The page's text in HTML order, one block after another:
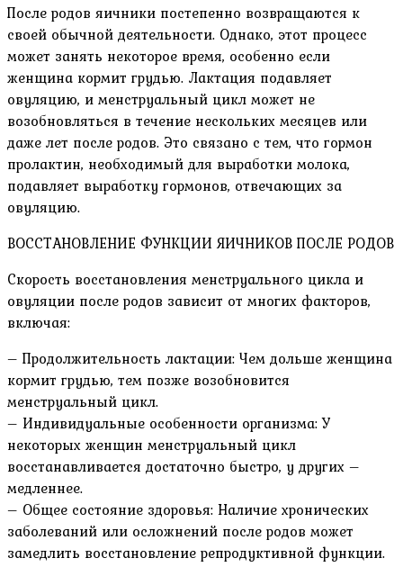
После родов яичники постепенно возвращаются к
своей обычной деятельности. Однако, этот процесс
может занять некоторое время, особенно если
женщина кормит грудью. Лактация подавляет
овуляцию, и менструальный цикл может не
возобновляться в течение нескольких месяцев или
даже лет после родов. Это связано с тем, что гормон
пролактин, необходимый для выработки молока,
подавляет выработку гормонов, отвечающих за
овуляцию.
ВОССТАНОВЛЕНИЕ ФУНКЦИИ ЯИЧНИКОВ ПОСЛЕ РОДОВ
Скорость восстановления менструального цикла и
овуляции после родов зависит от многих факторов,
включая:
– Продолжительность лактации: Чем дольше женщина
кормит грудью, тем позже возобновится
менструальный цикл.
– Индивидуальные особенности организма: У
некоторых женщин менструальный цикл
восстанавливается достаточно быстро, у других –
медленнее.
– Общее состояние здоровья: Наличие хронических
заболеваний или осложнений после родов может
замедлить восстановление репродуктивной функции.